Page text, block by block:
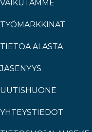
VAIKUTAMME
TYÖMARKKINAT
TIETOA ALASTA
JÄSENYYS
UUTISHUONE
YHTEYSTIEDOT